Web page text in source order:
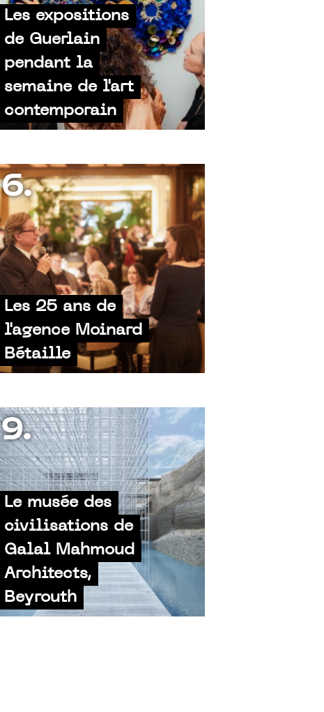
Les expositions
de Guerlain
pendant la
semaine de l'art
contemporain
Les 25 ans de
l'agence Moinard
Bétaille
6.
Le musée des
civilisations de
Galal Mahmoud
Architects,
Beyrouth
9.